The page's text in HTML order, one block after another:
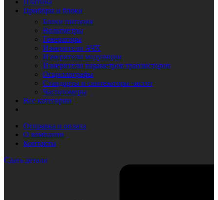
Платина
Приборы и блоки
Блоки питания
Вольтметры
Генераторы
Измерители АЧХ
Измерители модуляции
Измерители параметров транзисторов
Осциллографы
Стандарты и синтезаторы частот
Частотомеры
Все категории
Отправка и оплата
О компании
Контакты
Сдать детали